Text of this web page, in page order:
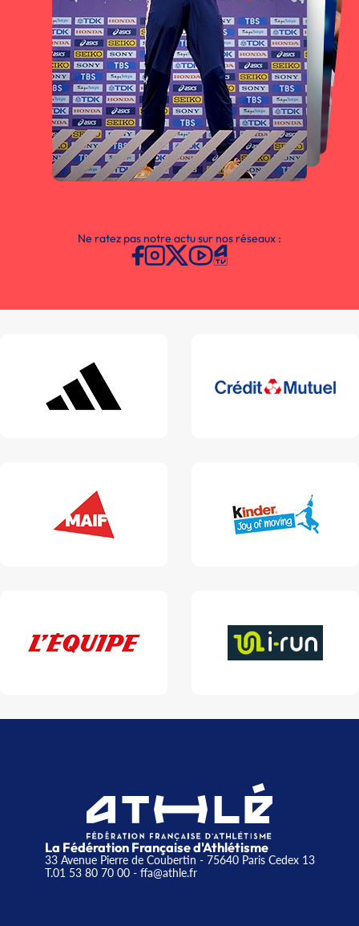
Ne ratez pas notre actu sur nos réseaux :
La Fédération Française d'Athlétisme
33 Avenue Pierre de Coubertin - 75640 Paris Cedex 13
T.01 53 80 70 00- ffa@athle.fr